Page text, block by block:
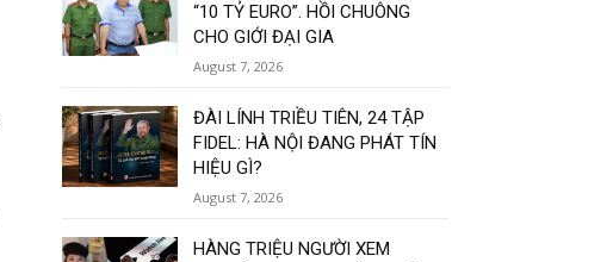
“10 TỶ EURO”. HỒI CHUÔNG
CHO GIỚI ĐẠI GIA
August 7, 2026
ĐÀI LÍNH TRIỀU TIÊN, 24 TẬP
FIDEL: HÀ NỘI ĐANG PHÁT TÍN
HIỆU GÌ?
August 7, 2026
HÀNG TRIỆU NGƯỜI XEM